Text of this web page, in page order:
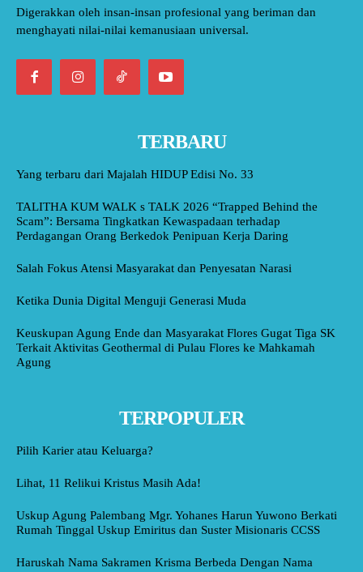
Digerakkan oleh insan-insan profesional yang beriman dan
menghayati nilai-nilai kemanusiaan universal.
TERBARU
Yang terbaru dari Majalah HIDUP Edisi No. 33
TALITHA KUM WALK s TALK 2026 “Trapped Behind the
Scam”: Bersama Tingkatkan Kewaspadaan terhadap
Perdagangan Orang Berkedok Penipuan Kerja Daring
Salah Fokus Atensi Masyarakat dan Penyesatan Narasi
Ketika Dunia Digital Menguji Generasi Muda
Keuskupan Agung Ende dan Masyarakat Flores Gugat Tiga SK
Terkait Aktivitas Geothermal di Pulau Flores ke Mahkamah
Agung
TERPOPULER
Pilih Karier atau Keluarga?
Lihat, 11 Relikui Kristus Masih Ada!
Uskup Agung Palembang Mgr. Yohanes Harun Yuwono Berkati
Rumah Tinggal Uskup Emiritus dan Suster Misionaris CCSS
Haruskah Nama Sakramen Krisma Berbeda Dengan Nama